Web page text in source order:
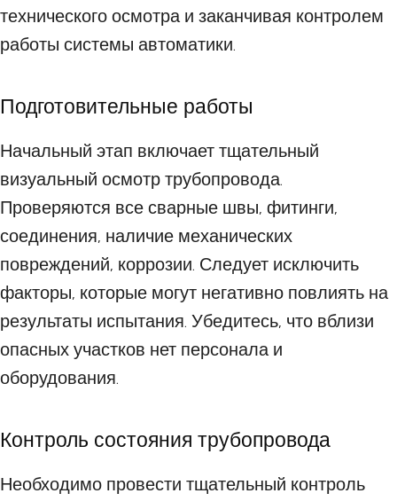
технического осмотра и заканчивая контролем
работы системы автоматики.
Подготовительные работы
Начальный этап включает тщательный
визуальный осмотр трубопровода.
Проверяются все сварные швы, фитинги,
соединения, наличие механических
повреждений, коррозии. Следует исключить
факторы, которые могут негативно повлиять на
результаты испытания. Убедитесь, что вблизи
опасных участков нет персонала и
оборудования.
Контроль состояния трубопровода
Необходимо провести тщательный контроль